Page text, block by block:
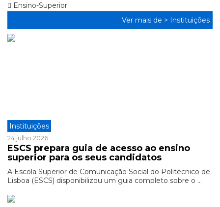
Ensino-Superior
Ver mais de > Instituições
Instituições
24 julho 2026
ESCS prepara guia de acesso ao ensino
superior para os seus candidatos
A Escola Superior de Comunicação Social do Politécnico de
Lisboa (ESCS) disponibilizou um guia completo sobre o ...